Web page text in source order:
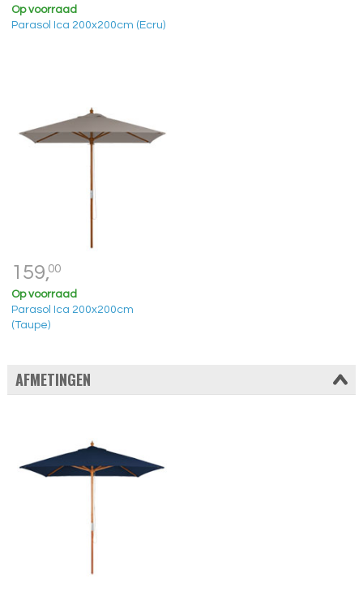
Op voorraad
Parasol Ica 200x200cm (Ecru)
159,00
Op voorraad
Parasol Ica 200x200cm
(Taupe)
AFMETINGEN